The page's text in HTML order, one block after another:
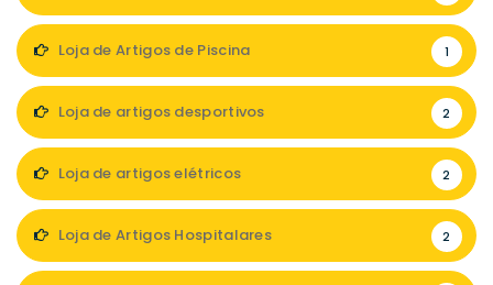
Loja de Artigos de Piscina 1
Loja de artigos desportivos 2
Loja de artigos elétricos 2
Loja de Artigos Hospitalares 2